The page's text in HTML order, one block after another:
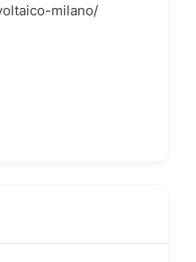
milano/